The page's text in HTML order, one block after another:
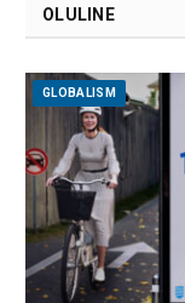
OLULINE
GLOBALISM